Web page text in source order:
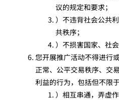
议的规定和要求；
）不违背社会公共
共秩序；
）不损害国家、社
您开展推广活动不得进行
正常、公平交易秩序、交
利益的行为，包括但不限于
）相互串通，弄虚